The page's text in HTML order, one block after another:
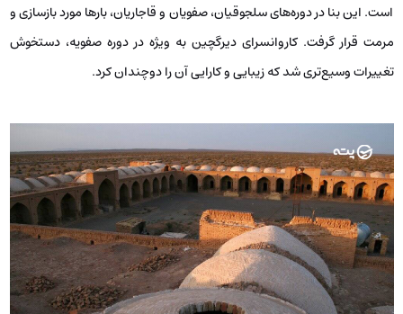
است. این بنا در دوره‌های سلجوقیان، صفویان و قاجاریان، بارها مورد بازسازی و
مرمت قرار گرفت. کاروانسرای دیرگچین به ویژه در دوره صفویه، دستخوش
تغییرات وسیع‌تری شد که زیبایی و کارایی آن را دوچندان کرد.